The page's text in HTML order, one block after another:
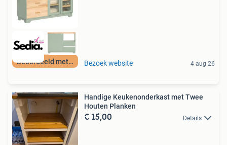
Beoordeeld met 9+ Bezoek website 4 aug 26
Handige Keukenonderkast met Twee
Houten Planken
€ 15,00 Details